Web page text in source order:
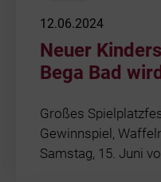
12.06.2024
Neuer
Bega Bad
Großes
Gewinnspiel,
Samstag, 15. Juni